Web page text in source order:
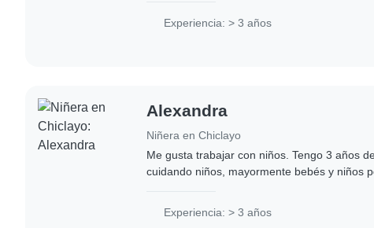
Experiencia: > 3 años
Alexandra
Niñera en Chiclayo
Me gusta trabajar con niños. Tengo 3 años
cuidando niños, mayormente bebés y niños
Experiencia: > 3 años